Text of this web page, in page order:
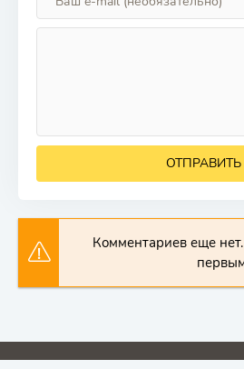
ОТПРАВИТЬ
Комментариев еще